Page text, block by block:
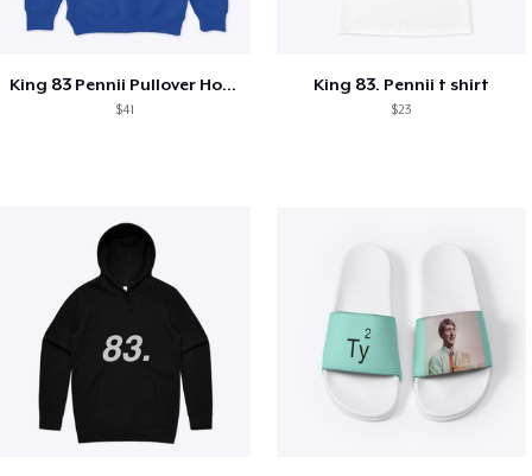
King 83 Pennii Pullover Hoodie
$41
King 83. Pennii t shirt
$23